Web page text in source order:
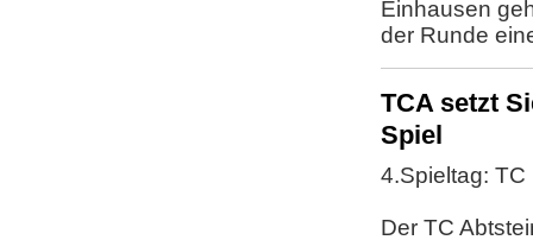
Einhausen
der Runde
TCA setzt
Spiel
4.Spieltag:
Der TC